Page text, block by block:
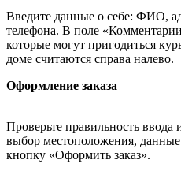
Введите данные о себе: ФИО,
телефона. В поле «Комментарии
которые могут пригодиться
доме считаются справа налево.
Оформление заказа
Проверьте правильность
выбор местоположения,
кнопку «Оформить заказ».